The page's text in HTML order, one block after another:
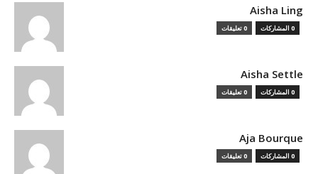
Aisha Ling
0 المشاركات 0 تعليقات
Aisha Settle
0 المشاركات 0 تعليقات
Aja Bourque
0 المشاركات 0 تعليقات